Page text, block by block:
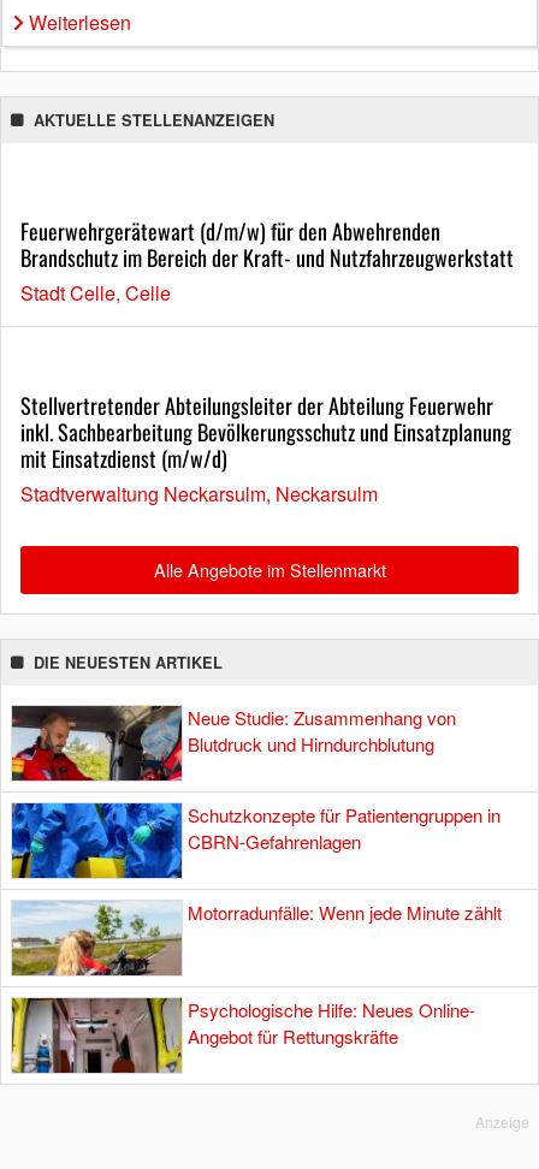
Weiterlesen
AKTUELLE STELLENANZEIGEN
Feuerwehrgerätewart (d/m/w) für den Abwehrenden
Brandschutz im Bereich der Kraft- und Nutzfahrzeugwerkstatt
Stadt Celle, Celle
Stellvertretender Abteilungsleiter der Abteilung Feuerwehr
inkl. Sachbearbeitung Bevölkerungsschutz und Einsatzplanung
mit Einsatzdienst (m/w/d)
Stadtverwaltung Neckarsulm, Neckarsulm
Alle Angebote im Stellenmarkt
DIE NEUESTEN ARTIKEL
Neue Studie: Zusammenhang von
Blutdruck und Hirndurchblutung
Schutzkonzepte für Patientengruppen in
CBRN-Gefahrenlagen
Motorradunfälle: Wenn jede Minute zählt
Psychologische Hilfe: Neues Online-
Angebot für Rettungskräfte
Anzeige